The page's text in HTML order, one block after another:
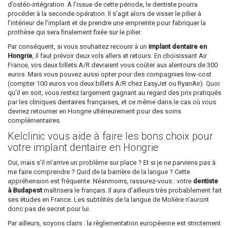
d’ostéo-intégration. À l’issue de cette période, le dentiste pourra
procéder à la seconde opération. Il s’agit alors de visser le pilier à
l’intérieur de l’implant et de prendre une empreinte pour fabriquer la
prothèse qui sera finalement fixée sur le pilier.
Par conséquent, si vous souhaitez recourir à un implant dentaire en
Hongrie, il faut prévoir deux vols allers et retours. En choisissant Air
France, vos deux billets A/R devraient vous coûter aux alentours de 300
euros. Mais vous pouvez aussi opter pour des compagnies low-cost
(compter 100 euros vos deux billets A/R chez EasyJet ou RyanAir). Quoi
qu’il en soit, vous restez largement gagnant au regard des prix pratiqués
par les cliniques dentaires françaises, et ce même dans le cas où vous
devriez retourner en Hongrie ultérieurement pour des soins
complémentaires.
Kelclinic vous aide à faire les bons choix pour
votre implant dentaire en Hongrie
Oui, mais s’il m’arrive un problème sur place ? Et si je ne parviens pas à
me faire comprendre ? Quid de la barrière de la langue ? Cette
appréhension est fréquente. Néanmoins, rassurez-vous : votre dentiste
à Budapestmaîtrisera le français. Il aura d’ailleurs très probablement fait
ses études en France. Les subtilités de la langue de Molière n’auront
donc pas de secret pour lui.
Par ailleurs, soyons clairs : la règlementation européenne est strictement